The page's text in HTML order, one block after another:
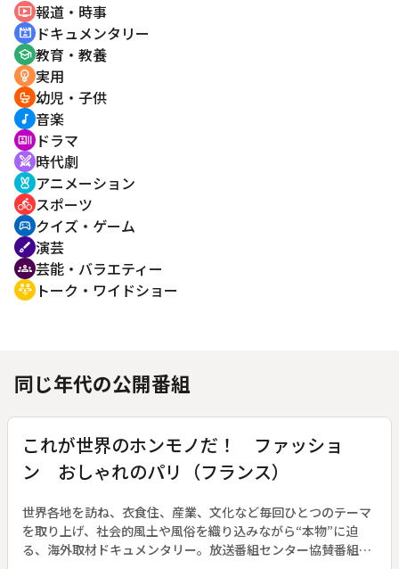
ondemand_video 報道・時事
cinematic_blur ドキュメンタリー
school 教育・教養
emoji_objects 実用
crib 幼児・子供
music_note 音楽
recent_actors ドラマ
swords 時代劇
cruelty_free アニメーション
directions_bike スポーツ
sports_esports クイズ・ゲーム
brush 演芸
groups 芸能・バラエティー
adaptive_audio_mic トーク・ワイドショー
同じ年代の公開番組
これが世界のホンモノだ！ ファッショ
ン おしゃれのパリ（フランス）
世界各地を訪ね、衣食住、産業、文化など毎回ひとつのテーマ
を取り上げ、社会的風土や風俗を織り込みながら“本物”に迫
る、海外取材ドキュメンタリー。放送番組センター協賛番組。